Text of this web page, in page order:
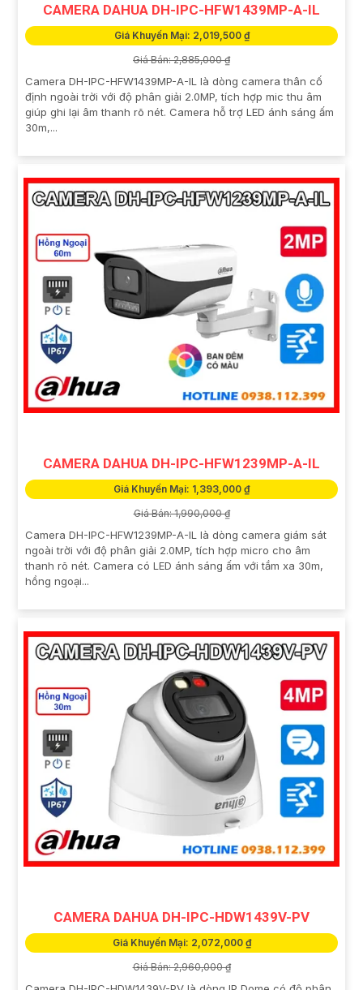
CAMERA DAHUA DH-IPC-HFW1439MP-A-IL
Giá Khuyến Mại: 2,019,500 ₫
Giá Bán: 2,885,000 ₫
Camera DH-IPC-HFW1439MP-A-IL là dòng camera thân cố
định ngoài trời với độ phân giải 2.0MP, tích hợp mic thu âm
giúp ghi lại âm thanh rõ nét. Camera hỗ trợ LED ánh sáng ấm
30m,...
CAMERA DAHUA DH-IPC-HFW1239MP-A-IL
Giá Khuyến Mại: 1,393,000 ₫
Giá Bán: 1,990,000 ₫
Camera DH-IPC-HFW1239MP-A-IL là dòng camera giám sát
ngoài trời với độ phân giải 2.0MP, tích hợp micro cho âm
thanh rõ nét. Camera có LED ánh sáng ấm với tầm xa 30m,
hồng ngoại...
CAMERA DAHUA DH-IPC-HDW1439V-PV
Giá Khuyến Mại: 2,072,000 ₫
Giá Bán: 2,960,000 ₫